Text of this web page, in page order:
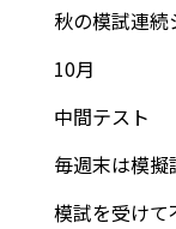
秋の模試連続
10月
中間テスト
毎週末は模擬
模試を受けて